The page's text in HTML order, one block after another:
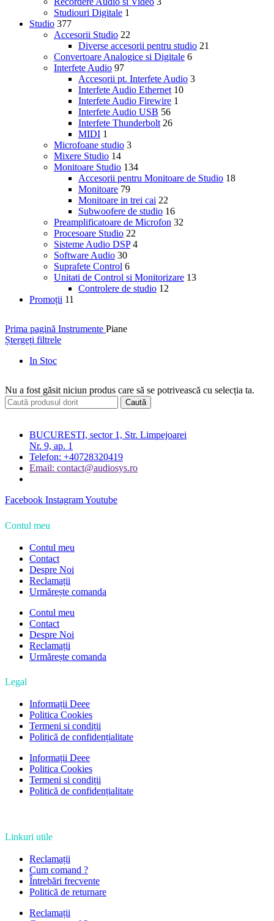
Studiouri Digitale 1
Studio 377
Accesorii Studio 22
Diverse accesorii pentru studio 21
Convertoare Analogice si Digitale 6
Interfete Audio 97
Accesorii pt. Interfete Audio 3
Interfete Audio Ethernet 10
Interfete Audio Firewire 1
Interfete Audio USB 56
Interfete Thunderbolt 26
MIDI 1
Microfoane studio 3
Mixere Studio 14
Monitoare Studio 134
Accesorii pentru Monitoare de Studio 18
Monitoare 79
Monitoare in trei cai 22
Subwoofere de studio 16
Preamplificatoare de Microfon 32
Procesoare Studio 22
Sisteme Audio DSP 4
Software Audio 30
Suprafete Control 6
Unitati de Control si Monitorizare 13
Controlere de studio 12
Promoții 11
Prima pagină Instrumente Piane
Ștergeți filtrele
In Stoc
Nu a fost găsit niciun produs care să se potrivească cu selecția ta.
Caută
BUCURESTI, sector 1, Str. Limpejoarei
Nr. 9, ap. 1
Telefon: +40728320419
Email: contact@audiosys.ro
Facebook InstagramYoutube
Contul meu
Contul meu
Contact
Despre Noi
Reclamații
Urmărește comanda
Contul meu
Contact
Despre Noi
Reclamații
Urmărește comanda
Legal
Informații Deee
Politica Cookies
Termeni si condiții
Politică de confidențialitate
Informații Deee
Politica Cookies
Termeni si condiții
Politică de confidențialitate
Linkuri utile
Reclamații
Cum comand ?
Întrebări frecvente
Politică de returnare
Reclamații